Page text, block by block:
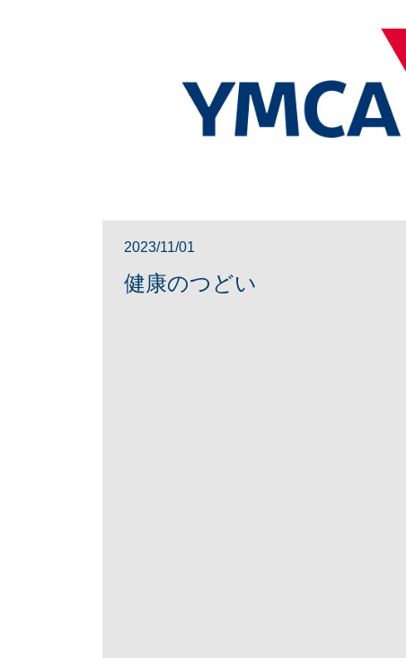
2023/11/01
健康のつどい